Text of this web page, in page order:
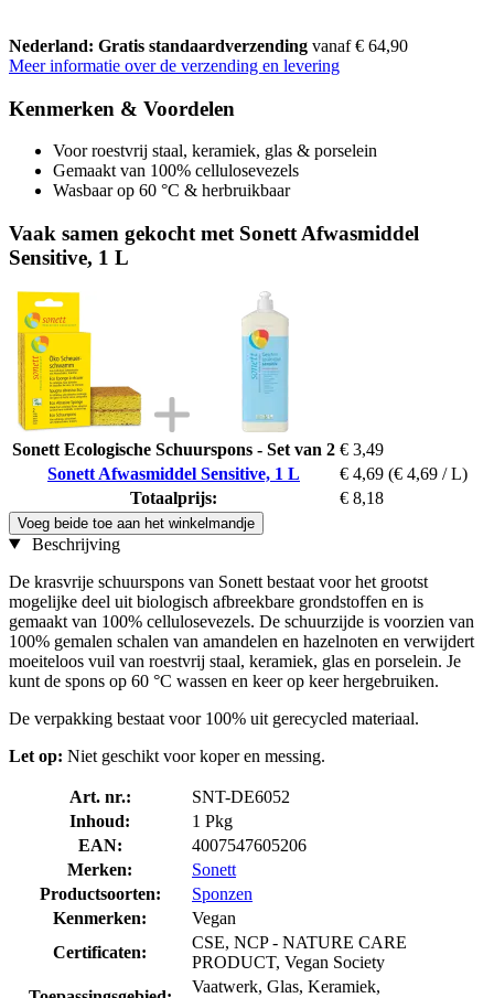
Nederland: Gratis standaardverzending vanaf € 64,90
Meer informatie over de verzending en levering
Kenmerken & Voordelen
Voor roestvrij staal, keramiek, glas & porselein
Gemaakt van 100% cellulosevezels
Wasbaar op 60 °C & herbruikbaar
Vaak samen gekocht met Sonett Afwasmiddel
Sensitive, 1 L
Sonett Ecologische Schuurspons - Set van 2 € 3,49
Sonett Afwasmiddel Sensitive, 1 L
€ 4,69 (€ 4,69 / L)
Totaalprijs:
€ 8,18
Voeg beide toe aan het winkelmandje
Beschrijving
De krasvrije schuurspons van Sonett bestaat voor het grootst
mogelijke deel uit biologisch afbreekbare grondstoffen en is
gemaakt van 100% cellulosevezels. De schuurzijde is voorzien van
100% gemalen schalen van amandelen en hazelnoten en verwijdert
moeiteloos vuil van roestvrij staal, keramiek, glas en porselein. Je
kunt de spons op 60 °C wassen en keer op keer hergebruiken.
De verpakking bestaat voor 100% uit gerecycled materiaal.
Let op: Niet geschikt voor koper en messing.
Art. nr.:
SNT-DE6052
Inhoud:
1 Pkg
EAN:
4007547605206
Merken:
Sonett
Productsoorten:
Sponzen
Kenmerken:
Vegan
Certificaten:
CSE, NCP - NATURE CARE
PRODUCT, Vegan Society
Vaatwerk, Glas, Keramiek,